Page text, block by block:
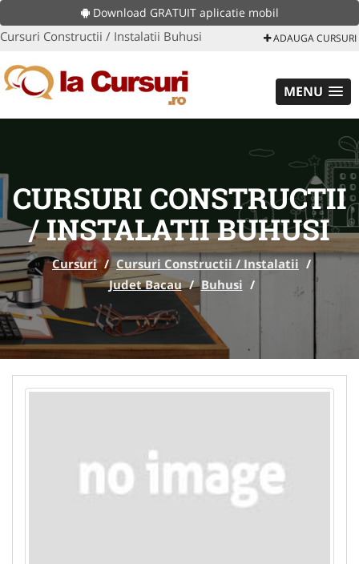
Download GRATUIT aplicatie mobil
Cursuri Constructii / Instalatii Buhusi ADAUGA CURSURI
MENU
CURSURI CONSTRUCTII
/ INSTALATII BUHUSI
Cursuri / Cursuri Constructii / Instalatii /
Judet Bacau / Buhusi /